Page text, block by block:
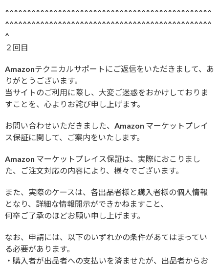
^^^^^^^^^^^^^^^^^^^^^^^^^^^^^^^^^^^^^^^^^^^^^^^
^^^^^^^^^^^^^^^^^^^^^^^^^^^^^^^^^^^^^^^^^^^^^^^
^
２回目
Amazonテクニカルサポートにご返信をいただきまして、あ
りがとうございます。
当サイトのご利用に際し、大変ご迷惑をおかけしておりま
すことを、心よりお詫び申し上げます。
お問い合わせいただきました、Amazon マーケットプレイ
ス保証に関して、ご案内をいたします。
Amazon マーケットプレイス保証は、実際におこりまし
た、ご注文対応の内容により、様々でございます。
また、実際のケースは、各出品者様と購入者様の個人情報
となり、詳細な情報開示ができかねますこと、
何卒ご了承のほどお願い申し上げます。
なお、申請には、以下のいずれかの条件があてはまってい
る必要があります。
・購入者が出品者への支払いを済ませたが、出品者からお